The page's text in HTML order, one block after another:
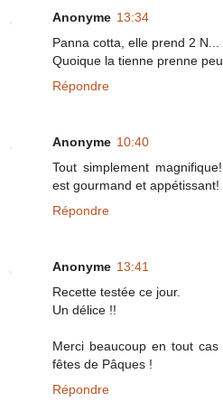
Anonyme 13:34
Panna cotta, elle prend 2 N...
Quoique la tienne prenne
Répondre
Anonyme 10:40
Tout simplement
est gourmand et appétissant!
Répondre
Anonyme 13:41
Recette testée ce jour.
Un délice !!
Merci beaucoup en tout
fêtes de Pâques !
Répondre